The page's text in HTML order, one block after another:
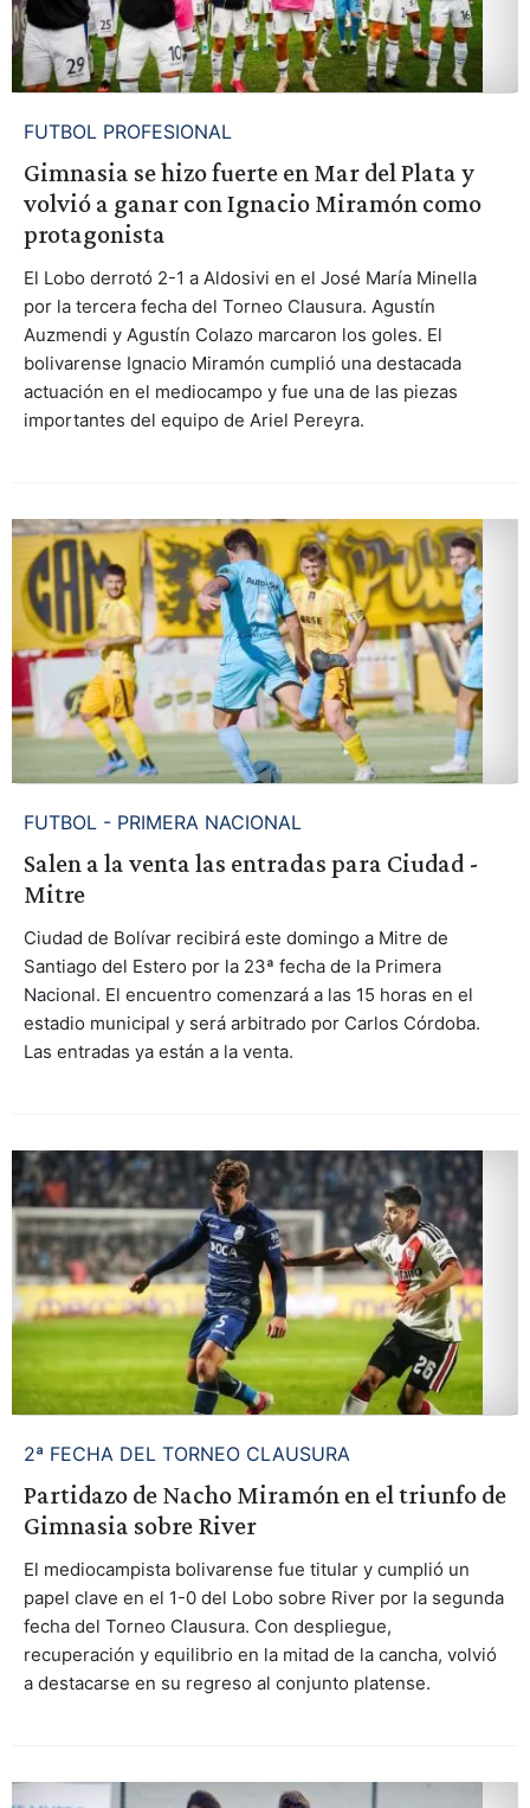
FUTBOL PROFESIONAL
Gimnasia se hizo fuerte en Mar del Plata y
volvió a ganar con Ignacio Miramón como
protagonista
El Lobo derrotó 2-1 a Aldosivi en el José María Minella
por la tercera fecha del Torneo Clausura. Agustín
Auzmendi y Agustín Colazo marcaron los goles. El
bolivarense Ignacio Miramón cumplió una destacada
actuación en el mediocampo y fue una de las piezas
importantes del equipo de Ariel Pereyra.
FUTBOL - PRIMERA NACIONAL
Salen a la venta las entradas para Ciudad -
Mitre
Ciudad de Bolívar recibirá este domingo a Mitre de
Santiago del Estero por la 23ª fecha de la Primera
Nacional. El encuentro comenzará a las 15 horas en el
estadio municipal y será arbitrado por Carlos Córdoba.
Las entradas ya están a la venta.
2ª FECHA DEL TORNEO CLAUSURA
Partidazo de Nacho Miramón en el triunfo de
Gimnasia sobre River
El mediocampista bolivarense fue titular y cumplió un
papel clave en el 1-0 del Lobo sobre River por la segunda
fecha del Torneo Clausura. Con despliegue,
recuperación y equilibrio en la mitad de la cancha, volvió
a destacarse en su regreso al conjunto platense.